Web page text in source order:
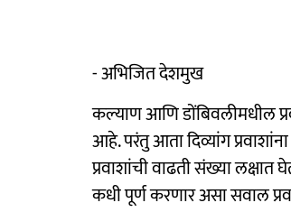
- अभिजित देशमुख
कल्याण आणि डोंबिवलीमधील
आहे. परंतु आता दिव्यांग
प्रवाशांची वाढती संख्या
कधी पूर्ण करणार असा सवाल